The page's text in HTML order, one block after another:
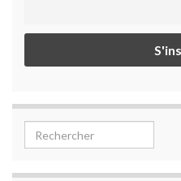
Search for: